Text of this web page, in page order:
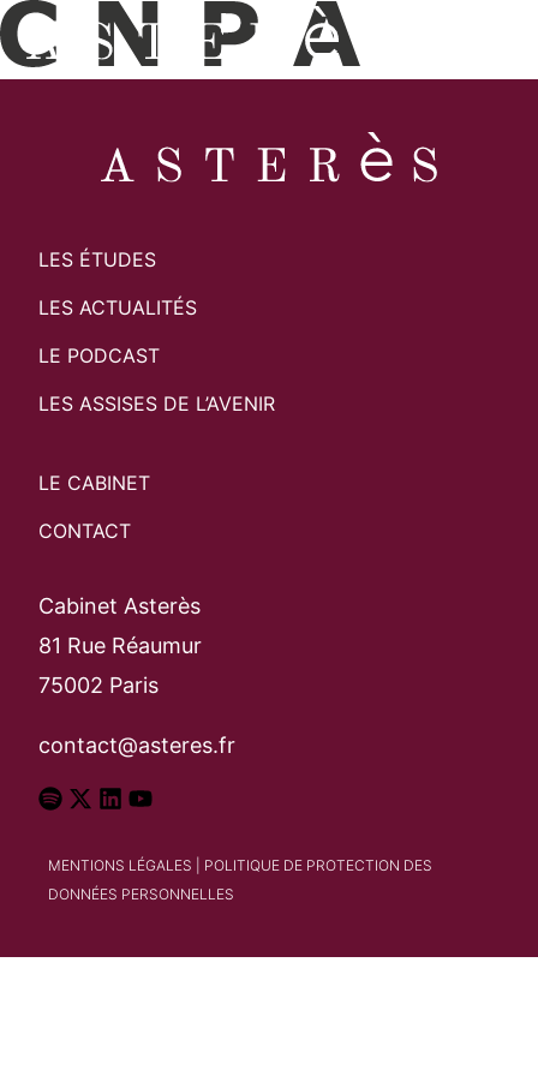
LES ÉTUDES
LES ACTUALITÉS
LE PODCAST
LES ASSISES DE L’AVENIR
LE CABINET
CONTACT
Cabinet Asterès
81 Rue Réaumur
75002 Paris
contact@asteres.fr
MENTIONS LÉGALES
POLITIQUE DE PROTECTION DES
DONNÉES PERSONNELLES
Search